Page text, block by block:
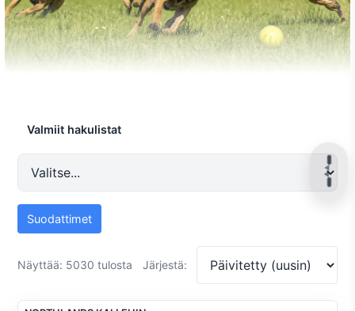
Valmiit hakulistat
Suodattimet
Näyttää: 5030 tulosta Järjestä: